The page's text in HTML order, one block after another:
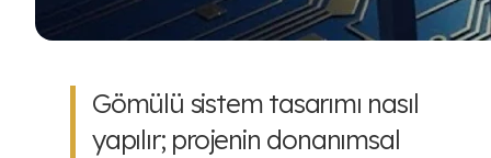
Gömülü sistem tasarımı nasıl
yapılır; projenin donanımsal